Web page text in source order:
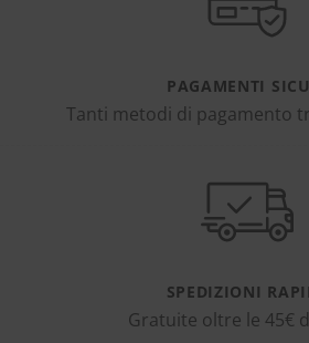
PAGAMENTI
Tanti metodi di pagamento
SPEDIZIONI
Gratuite oltre le 45€